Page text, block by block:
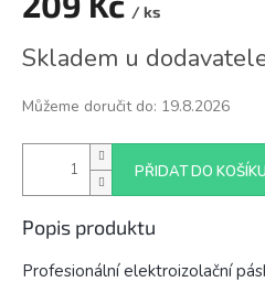
/ ks
cena:
Skladem u
Můžeme doručit do: 19.8.2026
PŘIDAT DO KOŠÍKU
Popis produktu
Profesionální elektroizolační